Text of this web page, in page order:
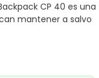
CP 40 es una
mantener a salvo